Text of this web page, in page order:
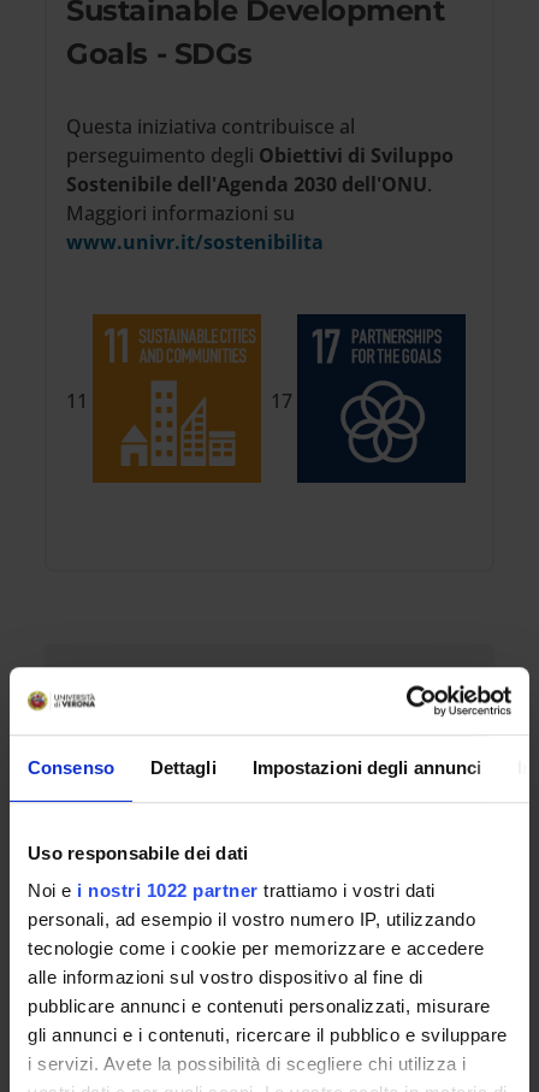
Consenso Dettagli Impostazioni degli annunci
Uso responsabile dei dati
Noi e i nostri 1022 partner trattiamo i vostri dati
personali, ad esempio il vostro numero IP, utilizzando
tecnologie come i cookie per memorizzare e accedere
alle informazioni sul vostro dispositivo al fine di
pubblicare annunci e contenuti personalizzati, misurare
gli annunci e i contenuti, ricercare il pubblico e sviluppare
i servizi. Avete la possibilità di scegliere chi utilizza i
Sustainable Development
Goals - SDGs
Questa iniziativa contribuisce al
perseguimento degli Obiettivi di Sviluppo
Sostenibile dell'Agenda 2030 dell'ONU.
Maggiori informazioni su
www.univr.it/sostenibilita
11 17
REFERENTE
Ivan Salvadori
DIPARTIMENTO
ALLEGATI
LOCANDINA UPCYCLING LAB CENTRO RIUSO
VR-SMICHELI-SCAMBIAMOLO 15.4.26.PDF
IT | 31-mar-2026